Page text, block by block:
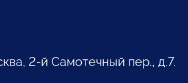
2-й Самотечный пер., д.7.